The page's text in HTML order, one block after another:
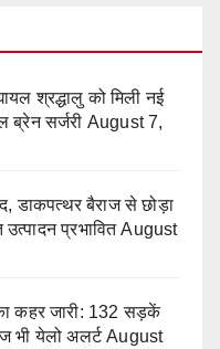
श्रद्धालु को मिली नई
ब्रेन सर्जरी August 7,
डाकपत्थर बैराज से छोड़ा
प्रभावित August
कहर जारी: 132 सड़कें
भी येलो अलर्ट August